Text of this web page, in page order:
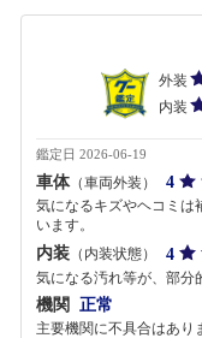
外装
内装
鑑定日 2026-06-19
車体（車両外装） 4
気になるキズやヘコミは
います。
内装 （内装状態） 4
気になる汚れ等が、部分
機関 正常
主要機関に不具合はあり